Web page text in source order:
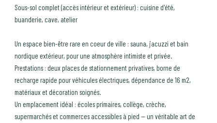
Sous-sol complet (accès intérieur et extérieur) : cuisine d'été,
buanderie, cave, atelier
Un espace bien-être rare en coeur de ville : sauna, jacuzzi et bain
nordique extérieur, pour une atmosphère intimiste et privée.
Prestations : deux places de stationnement privatives, borne de
recharge rapide pour véhicules électriques, dépendance de 16 m2,
matériaux et décoration soignés.
Un emplacement idéal : écoles primaires, collège, crèche,
supermarchés et commerces accessibles à pied -- un véritable art de